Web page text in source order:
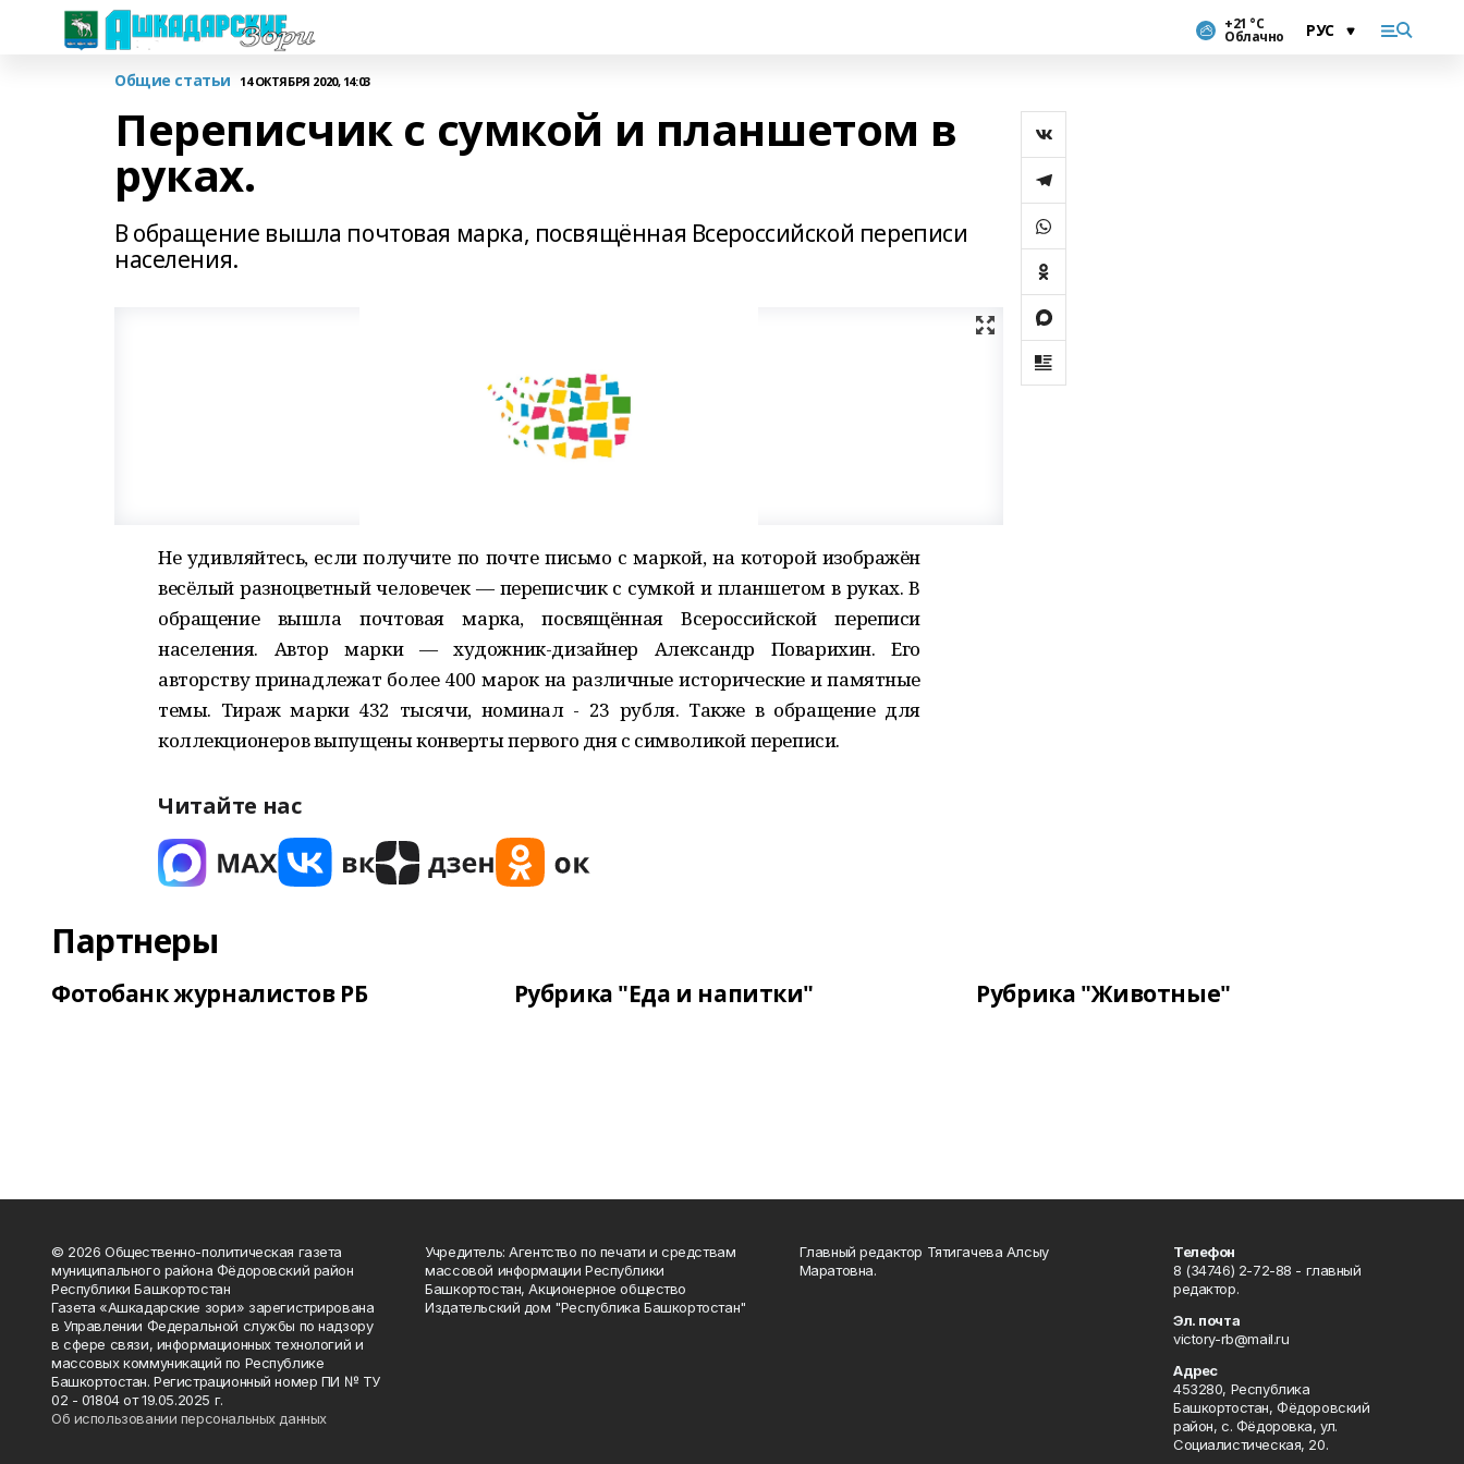
+21 °С
Облачно
Общие статьи 14 ОКТЯБРЯ 2020, 14:03
Переписчик с сумкой и планшетом в
руках.
В обращение вышла почтовая марка, посвящённая Всероссийской переписи
населения.
Не удивляйтесь, если получите по почте письмо с маркой, на которой изображён
весёлый разноцветный человечек — переписчик с сумкой и планшетом в руках. В
обращение вышла почтовая марка, посвящённая Всероссийской переписи
населения. Автор марки — художник-дизайнер Александр Поварихин. Его
авторству принадлежат более 400 марок на различные исторические и памятные
темы. Тираж марки 432 тысячи, номинал - 23 рубля. Также в обращение для
коллекционеров выпущены конверты первого дня с символикой переписи.
Читайте нас
Партнеры
Фотобанк журналистов РБ Рубрика "Еда и напитки" Рубрика "Животные"
© 2026 Общественно-политическая газета
муниципального района Фёдоровский район
Республики Башкортостан
Газета «Ашкадарские зори» зарегистрирована
в Управлении Федеральной службы по надзору
в сфере связи, информационных технологий и
массовых коммуникаций по Республике
Башкортостан. Регистрационный номер ПИ № ТУ
02 - 01804 от 19.05.2025 г.
Об использовании персональных данных
Учредитель: Агентство по печати и средствам
массовой информации Республики
Башкортостан, Акционерное общество
Издательский дом "Республика Башкортостан"
Главный редактор Тятигачева Алсыу
Маратовна.
Телефон
8 (34746) 2-72-88 - главный
редактор.
Эл. почта
victory-rb@mail.ru
Адрес
453280, Республика
Башкортостан, Фёдоровский
район, с. Фёдоровка, ул.
Социалистическая, 20.